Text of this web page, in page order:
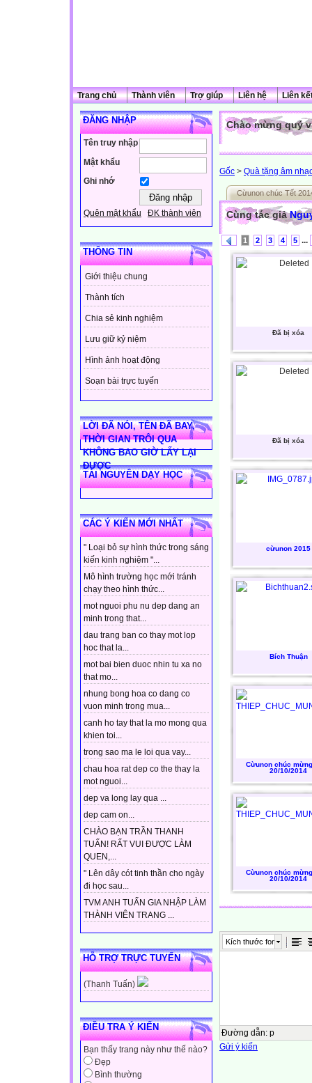
Trang chủ Thành viên Trợ giúp Liên hệ Liên
ĐĂNG NHẬP
Tên truy nhập
Mật khẩu
Ghi nhớ
Quên mật khẩu ĐK thành viên
THÔNG TIN
Giới thiệu chung
Thành tích
Chia sẻ kinh nghiệm
Lưu giữ kỷ niệm
Hình ảnh hoạt động
Soạn bài trực tuyến
LỜI ĐÃ NÓI, TÊN ĐÃ BAY,
THỜI GIAN TRÔI QUA
KHÔNG BAO GIỜ LẤY LẠI
ĐƯỢC
TÀI NGUYÊN DẠY HỌC
CÁC Ý KIẾN MỚI NHẤT
" Loại bỏ sự hình thức trong sáng
kiến kinh nghiệm "...
Mô hình trường học mới tránh
chạy theo hình thức...
mot nguoi phu nu dep dang an
minh trong that...
dau trang ban co thay mot lop
hoc that la...
mot bai bien duoc nhin tu xa no
that mo...
nhung bong hoa co dang co
vuon minh trong mua...
canh ho tay that la mo mong qua
khien toi...
trong sao ma le loi qua vay...
chau hoa rat dep co the thay la
mot nguoi...
dep va long lay qua ...
dep cam on...
CHÀO BẠN TRẦN THANH
TUẤN! RẤT VUI ĐƯỢC LÀM
QUEN,...
" Lên dây cót tinh thần cho ngày
đi học sau...
TVM ANH TUẤN GIA NHẬP LÀM
THÀNH VIÊN TRANG ...
HỖ TRỢ TRỰC TUYẾN
(Thanh Tuấn)
ĐIỀU TRA Ý KIẾN
Bạn thấy trang này như thế nào?
Đẹp
Bình thường
Chào mừng quý
Gốc > Quà tặng âm
Cừunon chúc Tết
Cùng tác giả
1 2 3 4 5 ...
Đã bị xóa
Đã bị xóa
cừunon 2015
Bích Thuận
Cừunon chúc
20/10/2014
Cừunon chúc
20/10/2014
Kích thước font
Đường dẫn: p
Gửi ý kiến